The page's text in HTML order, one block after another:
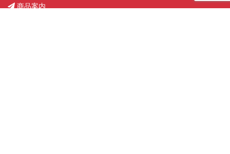
商品案内